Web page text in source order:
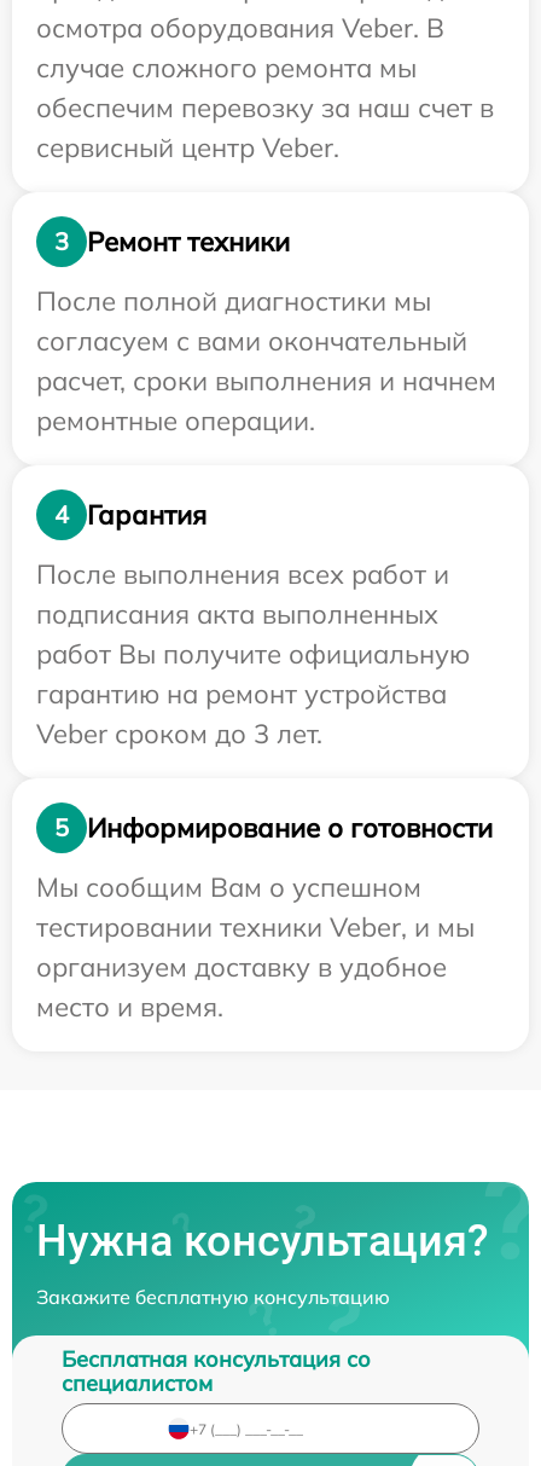
осмотра оборудования Veber. В
случае сложного ремонта мы
обеспечим перевозку за наш счет в
сервисный центр Veber.
3
Ремонт техники
После полной диагностики мы
согласуем с вами окончательный
расчет, сроки выполнения и начнем
ремонтные операции.
4
Гарантия
После выполнения всех работ и
подписания акта выполненных
работ Вы получите официальную
гарантию на ремонт устройства
Veber сроком до 3 лет.
5
Информирование о готовности
Мы сообщим Вам о успешном
тестировании техники Veber, и мы
организуем доставку в удобное
место и время.
Нужна консультация?
Закажите бесплатную консультацию
Бесплатная консультация со
специалистом